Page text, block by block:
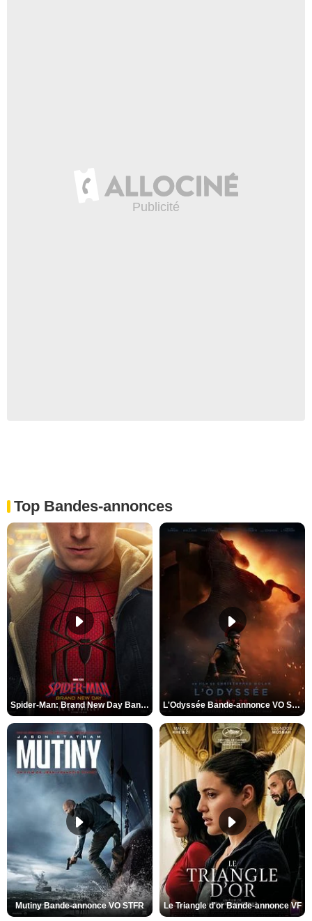
Top Bandes-annonces
Spider-Man: Brand New Day Bande-annonce VO STFR L'Odyssée Bande-annonce VO STFR
Mutiny Bande-annonce VO STFR Le Triangle d'or Bande-annonce VF